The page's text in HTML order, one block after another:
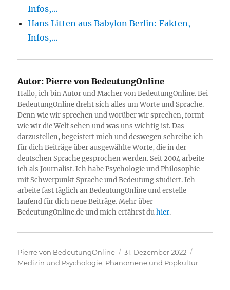
Infos,…
Hans Litten aus Babylon Berlin: Fakten,
Infos,…
Autor: Pierre von BedeutungOnline
Hallo, ich bin Autor und Macher von BedeutungOnline. Bei
BedeutungOnline dreht sich alles um Worte und Sprache.
Denn wie wir sprechen und worüber wir sprechen, formt
wie wir die Welt sehen und was uns wichtig ist. Das
darzustellen, begeistert mich und deswegen schreibe ich
für dich Beiträge über ausgewählte Worte, die in der
deutschen Sprache gesprochen werden. Seit 2004 arbeite
ich als Journalist. Ich habe Psychologie und Philosophie
mit Schwerpunkt Sprache und Bedeutung studiert. Ich
arbeite fast täglich an BedeutungOnline und erstelle
laufend für dich neue Beiträge. Mehr über
BedeutungOnline.de und mich erfährst duhier.
Autor
Pierre von BedeutungOnline
Veröffentlicht
am
31. Dezember 2022
Medizin und Psychologie Phänomene und Popkultur